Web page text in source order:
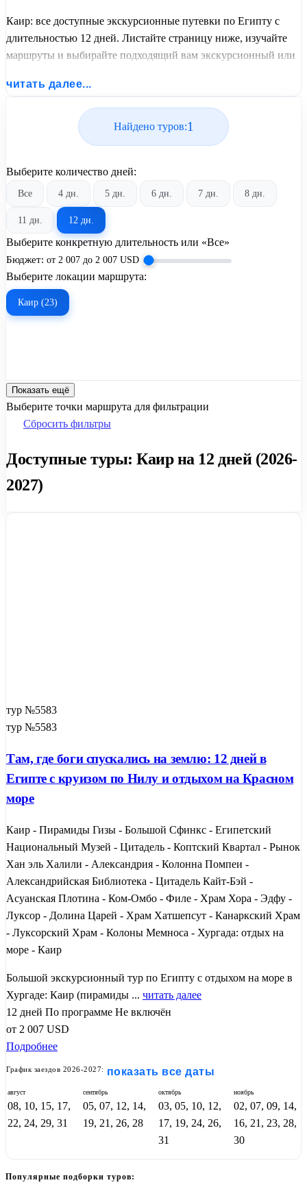
Каир: все доступные экскурсионные путевки по Египту с
длительностью 12 дней. Листайте страницу ниже, изучайте
маршруты и выбирайте подходящий вам экскурсионный или
читать далее...
Найдено туров:1
Выберите количество дней:
Все 4 дн. 5 дн. 6 дн. 7 дн. 8 дн.
11 дн. 12 дн.
Выберите конкретную длительность или «Все»
Бюджет: от 2 007 до 2 007 USD
Выберите локации маршрута:
Каир (23)
Показать ещё
Выберите точки маршрута для фильтрации
Сбросить фильтры
Доступные туры: Каир на 12 дней (2026-
2027)
тур №5583
тур №5583
Там, где боги спускались на землю: 12 дней в
Египте с круизом по Нилу и отдыхом на Красном
море
Каир - Пирамиды Гизы - Большой Сфинкс - Египетский
Национальный Музей - Цитадель - Коптский Квартал - Рынок
Хан эль Халили - Александрия - Колонна Помпеи -
Александрийская Библиотека - Цитадель Кайт-Бэй -
Асуанская Плотина - Ком-Омбо - Филе - Храм Хора - Эдфу -
Луксор - Долина Царей - Храм Хатшепсут - Канаркский Храм
- Луксорский Храм - Колоны Мемноса - Хургада: отдых на
море - Каир
Большой экскурсионный тур по Египту с отдыхом на море в
Хургаде: Каир (пирамиды ... читать далее
12 дней По программе Не включён
от 2 007 USD
Подробнее
График заездов 2026-2027: показать все даты
август
08, 10, 15, 17,
22, 24, 29, 31
сентябрь
05, 07, 12, 14,
19, 21, 26, 28
октябрь
03, 05, 10, 12,
17, 19, 24, 26,
31
ноябрь
02, 07, 09, 14,
16, 21, 23, 28,
30
Популярные подборки туров: